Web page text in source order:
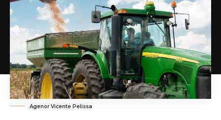
Agenor Vicente Pelissa